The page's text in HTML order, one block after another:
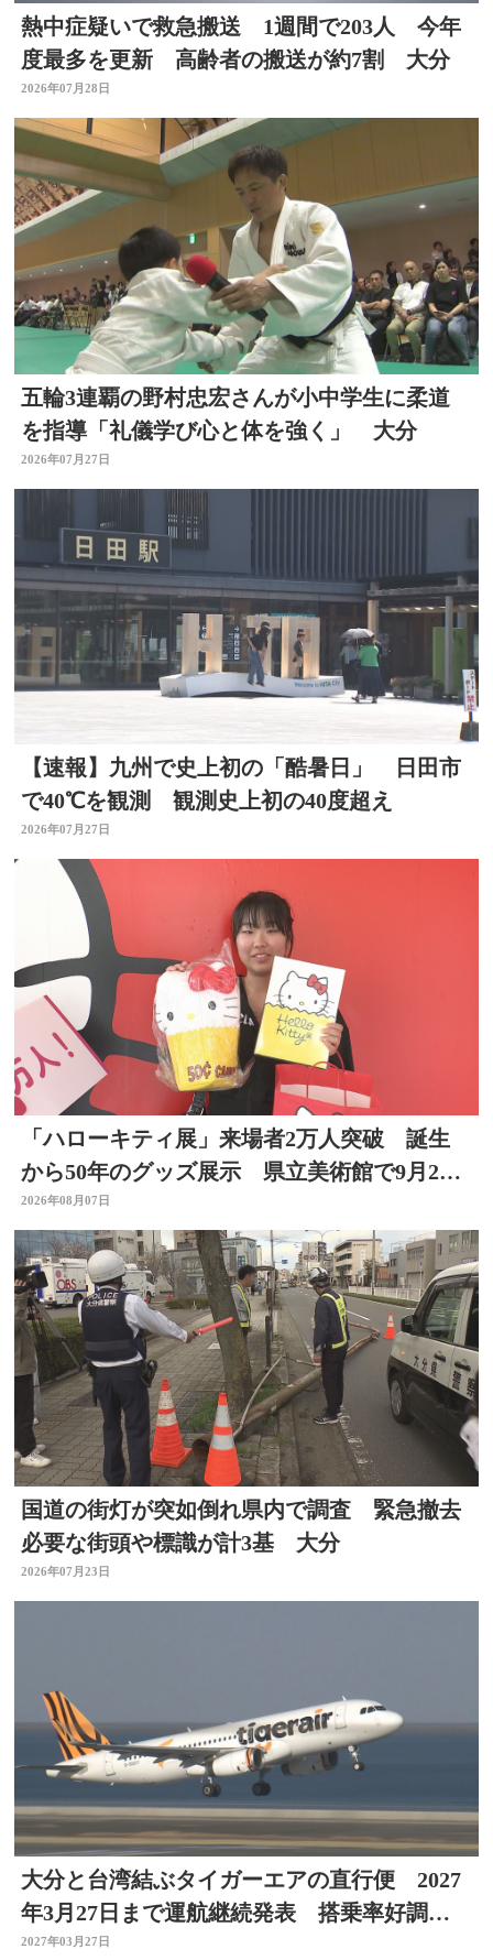
熱中症疑いで救急搬送 1週間で203人 今年
度最多を更新 高齢者の搬送が約7割 大分
2026年07月28日
五輪3連覇の野村忠宏さんが小中学生に柔道
を指導「礼儀学び心と体を強く」 大分
2026年07月27日
【速報】九州で史上初の「酷暑日」 日田市
で40℃を観測 観測史上初の40度超え
2026年07月27日
「ハローキティ展」来場者2万人突破 誕生
から50年のグッズ展示 県立美術館で9月23
日まで
2026年08月07日
国道の街灯が突如倒れ県内で調査 緊急撤去
必要な街頭や標識が計3基 大分
2026年07月23日
大分と台湾結ぶタイガーエアの直行便 2027
年3月27日まで運航継続発表 搭乗率好調を
維持
2027年03月27日